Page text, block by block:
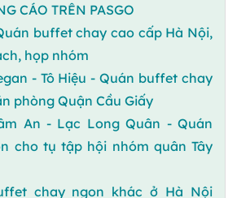
CÁO TRÊN PASGO
buffet chay cao cấp Hà Nội,
họp nhóm
- Tô Hiệu - Quán buffet chay
phòng Quận Cầu Giấy
An - Lạc Long Quân - Quán
cho tụ tập hội nhóm quân Tây
chay ngon khác ở Hà Nội